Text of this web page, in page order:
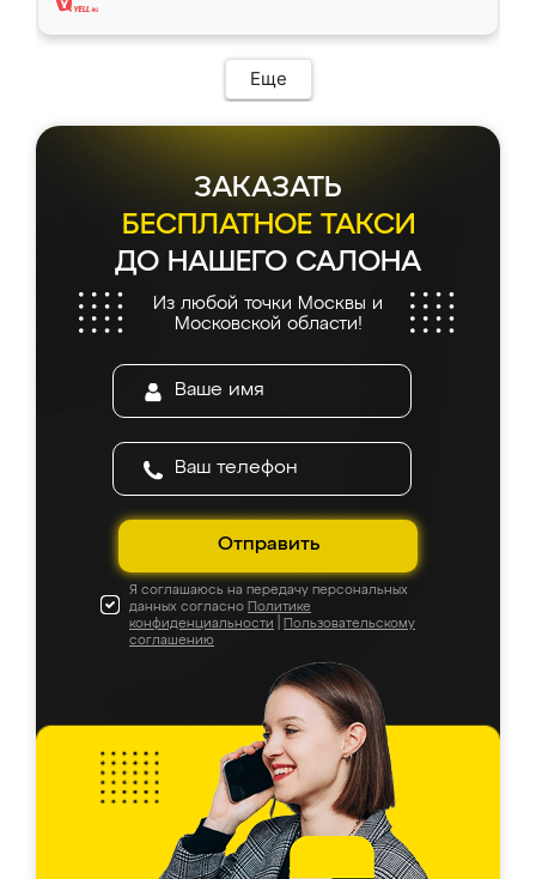
Еще
ЗАКАЗАТЬ
БЕСПЛАТНОЕ ТАКСИ
ДО НАШЕГО САЛОНА
Из любой точки Москвы и
Московской области!
Отправить
Я соглашаюсь на передачу персональных
данных согласно Политике
конфиденциальности
Пользовательскому
соглашению